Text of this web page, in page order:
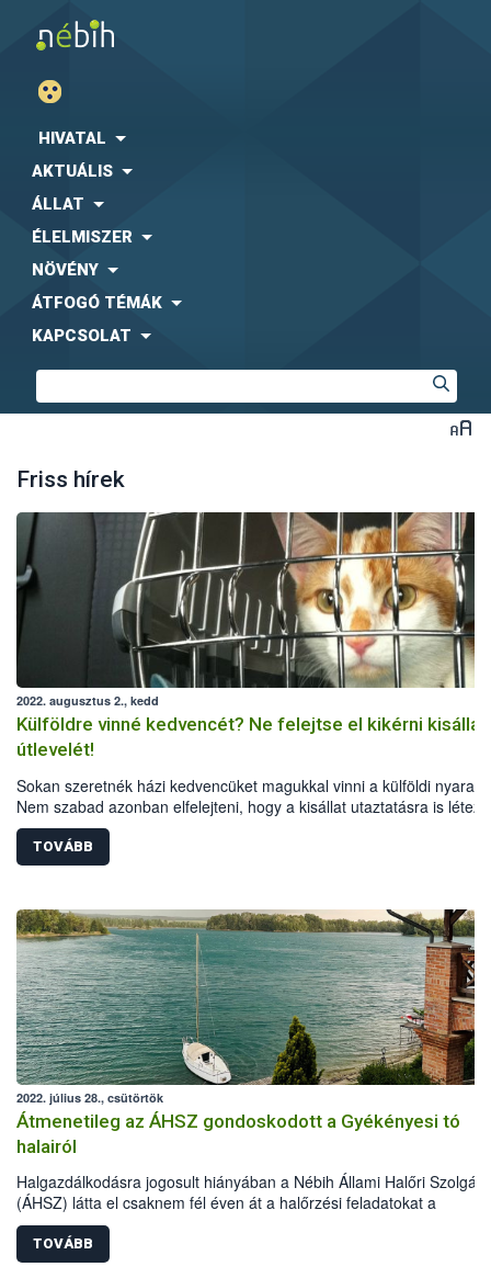
HIVATAL
AKTUÁLIS
ÁLLAT
ÉLELMISZER
NÖVÉNY
ÁTFOGÓ TÉMÁK
KAPCSOLAT
Friss hírek
2022. augusztus 2., kedd
Külföldre vinné kedvencét? Ne felejtse el kikérni
útlevelét!
Sokan szeretnék házi kedvencüket magukkal vinni a külföldi
Nem szabad azonban elfelejteni, hogy a kisállat utaztatásra is
egységes Európai Uniós szabályok, a különböző országok pedig
speciális feltételeket is előírhatnak. A Nemzeti Élelmiszerlánc-
Hivatal összegyűjtötte a legfontosabb tudnivalókat a kutyák,
TOVÁBB
2022. július 28., csütörtök
Átmenetileg az ÁHSZ gondoskodott a Gyékényesi tó
halairól
Halgazdálkodásra jogosult hiányában a Nébih Állami Halőri
(ÁHSZ) látta el csaknem fél éven át a halőrzési feladatokat a
Gyékényesi horgásztavon. Ezalatt a halőrök 120 kg haltetemet
szállíttattak el ártalmatlanításra, 8 esetben indítottak eljárást az
horgászati tilalom megszegése miatt, valamint több tucat illegális
TOVÁBB